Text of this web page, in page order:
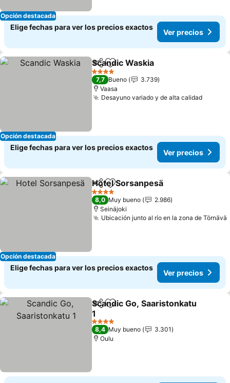
Opción destacada
Elige fechas para ver los precios exactos
Ver precios
Opción destacada
CompartirAgregar a favoritos
Scandic Waskia
4 Estrellas
7,7 Bueno
3.739
Vaasa
Desayuno variado y de alta calidad
Elige fechas para ver los precios exactos
Ver precios
Opción destacada
CompartirAgregar a favoritos
Hotel Sorsanpesä
4 Estrellas
8,0 Muy bueno
2.986
Seinäjoki
Ubicación junto al río en la zona de Törnävä
Elige fechas para ver los precios exactos
Ver precios
CompartirAgregar a favoritos
Scandic Go, Saaristonkatu
1
4 Estrellas
8,4 Muy bueno
3.301
Oulu